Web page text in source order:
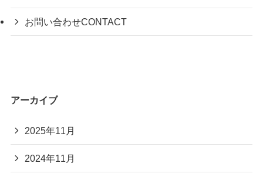
お問い合わせCONTACT
アーカイブ
2025年11月
2024年11月